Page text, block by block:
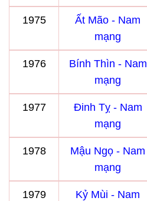
1975
Ất Mão - Nam
mạng
1976
Bính Thìn - Nam
mạng
1977
Đinh Tỵ - Nam
mạng
1978
Mậu Ngọ - Nam
mạng
1979
Kỷ Mùi - Nam